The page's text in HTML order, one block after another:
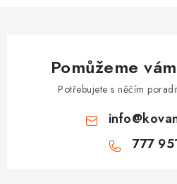
Pomůžeme
Potřebujete s něčím
info@
777